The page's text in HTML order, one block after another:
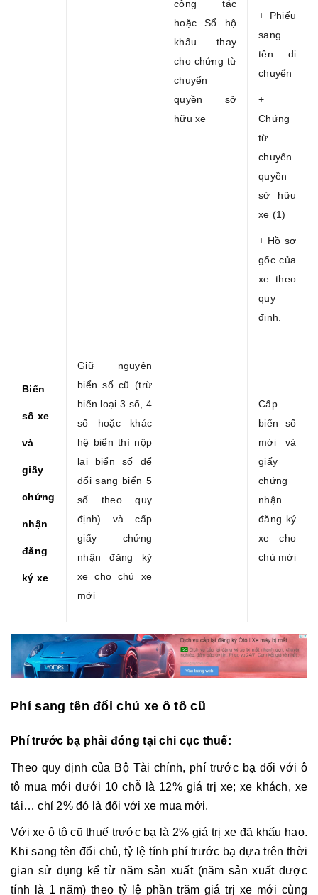
công tác
hoặc Sổ hộ
khẩu thay
cho chứng từ
chuyển
quyền sở
hữu xe
+ Phiếu
sang
tên di
chuyển
+
Chứng
từ
chuyển
quyền
sở hữu
xe (1)
+ Hồ sơ
gốc của
xe theo
quy
định.
Biển
số xe
và
giấy
chứng
nhận
đăng
ký xe
Giữ nguyên
biển số cũ (trừ
biển loại 3 số, 4
số hoặc khác
hệ biển thì nộp
lại biển số để
đổi sang biển 5
số theo quy
định) và cấp
giấy chứng
nhận đăng ký
xe cho chủ xe
mới
Cấp
biển số
mới và
giấy
chứng
nhận
đăng ký
xe cho
chủ mới
Phí sang tên đổi chủ xe ô tô cũ
Phí trước bạ phải đóng tại chi cục thuế:
Theo quy định của Bộ Tài chính, phí trước bạ đối với ô
tô mua mới dưới 10 chỗ là 12% giá trị xe; xe khách, xe
tải… chỉ 2% đó là đối với xe mua mới.
Với xe ô tô cũ thuế trước bạ là 2% giá trị xe đã khấu hao.
Khi sang tên đổi chủ, tỷ lệ tính phí trước bạ dựa trên thời
gian sử dụng kể từ năm sản xuất (năm sản xuất được
tính là 1 năm) theo tỷ lệ phần trăm giá trị xe mới cùng